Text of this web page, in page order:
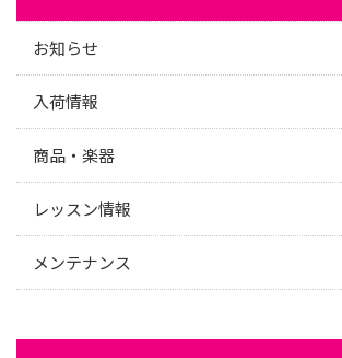
お知らせ
入荷情報
商品・楽器
レッスン情報
メンテナンス